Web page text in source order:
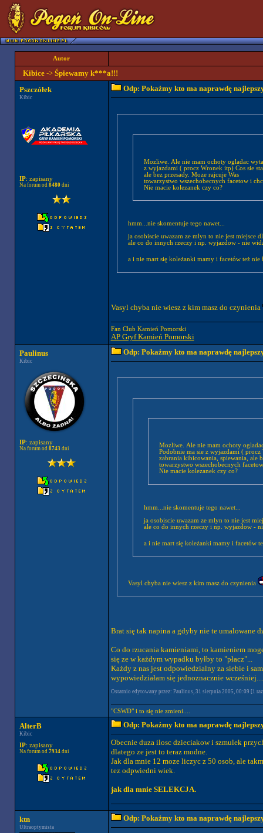
Autor
Kibice-> Śpiewamy k***a!!!
Pszczółek
Kibic
IP: zapisany
Na forum od 8480dni
Odp: Pokażmy kto ma naprawdę
Mozliwe. Ale nie mam ochoty ogladac
z wyjazdami ( procz Wronek itp) Cos sie
ale bez przesady. Moze rajcuje Was
towarzystwo wszechobecnych facetow i
Nie macie kolezanek czy co?
hmm...nie skomentuje tego nawet...
ja osobiscie uwazam ze mlyn to nie jest miejsce
ale co do innych rzeczy i np. wyjazdow - nie
a i nie mart się koleżanki mamy i facetów też nie
Vasyl chyba nie wiesz z kim masz do czynienia
Fan Club Kamień Pomorski
AP Gryf Kamień Pomorski
Paulinus
Kibic
IP: zapisany
Na forum od 8743 dni
Odp: Pokażmy kto ma naprawdę
Mozliwe. Ale nie mam ochoty
Podobnie ma sie z wyjazdami (
zabrania kibicowania, spiewania, ale
towarzystwo wszechobecnych
Nie macie kolezanek czy co?
hmm...nie skomentuje tego nawet...
ja osobiscie uwazam ze mlyn to nie jest
ale co do innych rzeczy i np. wyjazdow -
a i nie mart się koleżanki mamy i facetów
Vasyl chyba nie wiesz z kim masz do czynienia
Brat się tak napina a gdyby nie te umalowane
Co do rzucania kamieniami, to kamieniem
się ze w każdym wypadku byłby to "płacz"...
Każdy z nas jest odpowiedzialny za siebie i
wypowiedziałam się jednoznacznie wcześniej....
Ostatnio edytowany przez: Paulinus, 31 sierpnia 2005, 00:09 [1
"CSWD" i to się nie zmieni....
AlterB
Kibic
IP: zapisany
Na forum od 7934dni
Odp: Pokażmy kto ma naprawdę
Obecnie duza ilosc dzieciakow i szmulek
dlatego ze jest to teraz modne.
Jak dla mnie 12 moze liczyc z 50 osob, ale
tez odpwiedni wiek.
jak dla mnie SELEKCJA.
ktn
Ultraoptymista
Odp: Pokażmy kto ma naprawdę